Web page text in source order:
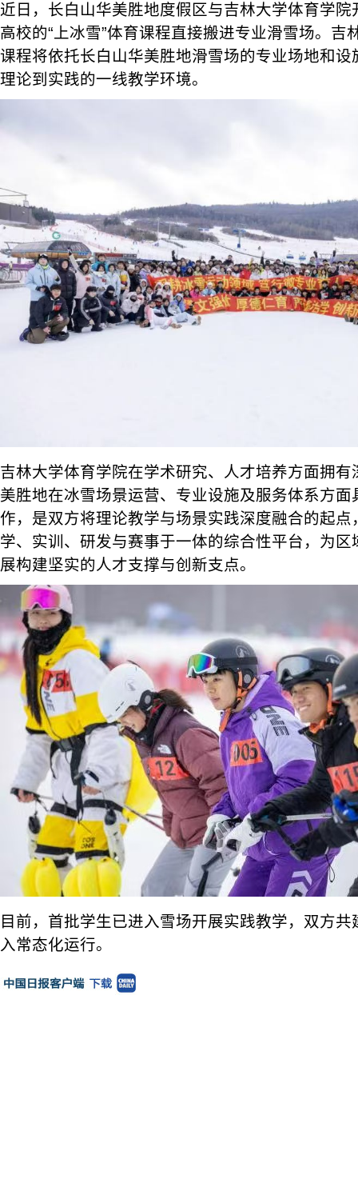
近日，长白山华美胜地度假区与吉林大学体育学
高校的“上冰雪”体育课程直接搬进专业滑雪场。吉
课程将依托长白山华美胜地滑雪场的专业场地和
理论到实践的一线教学环境。
吉林大学体育学院在学术研究、人才培养方面拥
美胜地在冰雪场景运营、专业设施及服务体系方
作，是双方将理论教学与场景实践深度融合的起点
学、实训、研发与赛事于一体的综合性平台，为
展构建坚实的人才支撑与创新支点。
目前，首批学生已进入雪场开展实践教学，双方
入常态化运行。